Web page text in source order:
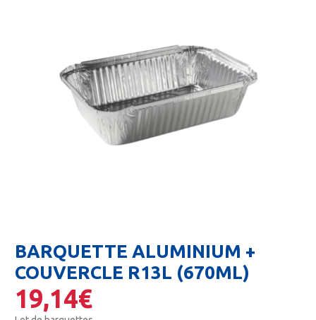
BARQUETTE ALUMINIUM +
COUVERCLE R13L (670ML)
19,14€